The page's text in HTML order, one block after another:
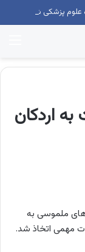
اردکان
ملموسی به
مهمی اتخاذ شد.